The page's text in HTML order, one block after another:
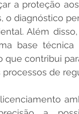
a proteção
o diagnóstico
Além
base técnica
que contribui
processos de